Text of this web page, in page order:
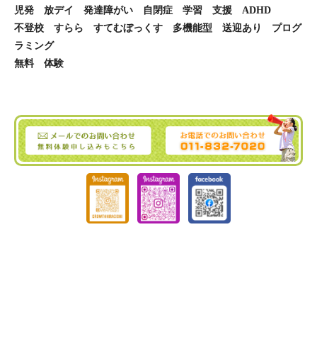
児発 放デイ 発達障がい 自閉症 学習 支援 ADHD
不登校 すらら すてむぼっくす 多機能型 送迎あり プログ
ラミング
無料 体験